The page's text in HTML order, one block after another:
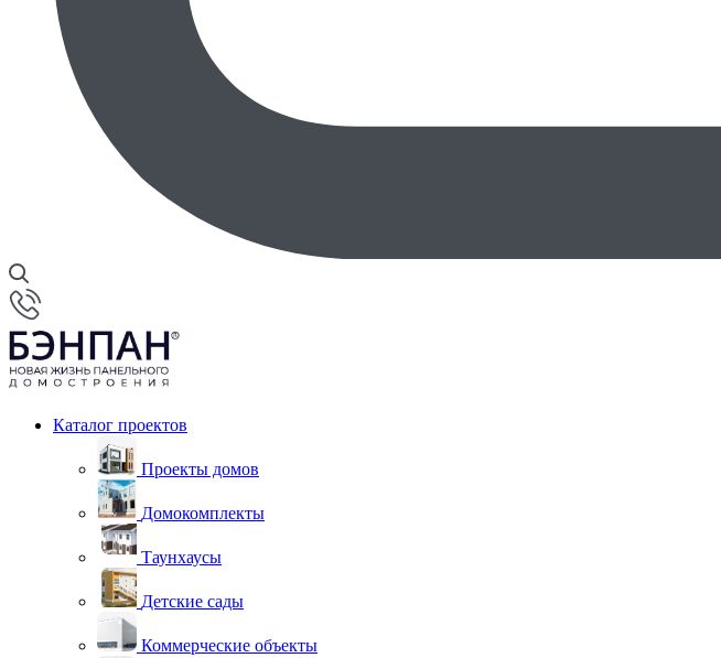
Каталог проектов
Проекты домов
Домокомплекты
Таунхаусы
Детские сады
Коммерческие объекты